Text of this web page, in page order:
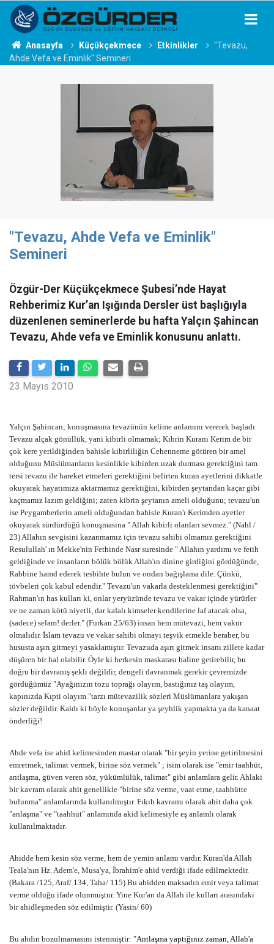
Anasayfa Küçükçekmece Etkinlikler
"Tevazu,
Ahde Vefa ve Eminlik" Semineri
"Tevazu, Ahde Vefa ve Eminlik"
Semineri
Özgür-Der Küçükçekmece Şubesi’nde Hayat
Rehberimiz Kur’an Işığında Dersler üst başlığıyla
düzenlenen seminerlerde bu hafta Yalçın Şahincan
Tevazu, Ahde vefa ve Eminlik konusunu anlattı.
23 Mayıs 2010
Yalçın Şahincan; konuşmasına tevazünün kelime anlamını vererek başladı.
Tevazu alçak gönüllük, yani kibirli olmamak; Kibrin Kuranı Kerim de bir
çok kere yerildiğinden bahisle kibirliliğin Cehenneme götüren bir amel
olduğunu Müslümanların kesinlikle kibirden uzak durması gerektiğini tam
tersi tevazu ile hareket etmeleri gerektiğini belirten kuran ayetlerini dikkatle
okuyarak hayatımıza aktarmamız gerektiğini, kibirden şeytandan kaçar gibi
kaçmamız lazım geldiğini; zaten kibrin şeytanın ameli olduğunu; tevazu'un
ise Peygamberlerin ameli olduğundan bahisle Kuran'ı Kerimden ayetler
okuyarak sürdürdüğü konuşmasına " Allah kibirli olanları sevmez." (Nahl /
23) Allahın sevgisini kazanmamız için tevazu sahibi olmamız gerektiğini
Resulullah' ın Mekke'nin Fethinde Nasr suresinde " Allahın yardımı ve fetih
geldiğinde ve insanların bölük bölük Allah'ın dinine girdiğini gördüğünde,
Rabbine hamd ederek tesbihte bulun ve ondan bağışlama dile. Çünkü,
tövbeleri çok kabul edendir." Tevazu'un vakarla desteklenmesi gerektiğini"
Rahman'ın has kulları ki, onlar yeryüzünde tevazu ve vakar içinde yürürler
ve ne zaman kötü niyetli, dar kafalı kimseler kendilerine laf atacak olsa,
(sadece) selam! derler." (Furkan 25/63) insan hem mütevazi, hem vakur
olmalıdır. İslam tevazu ve vakar sahibi olmayı teşvik etmekle beraber, bu
hususta aşırı gitmeyi yasaklamıştır. Tevazuda aşırı gitmek insanı zillete kadar
düşüren bir hal olabilir. Öyle ki herkesin maskarası haline getirebilir, bu
doğru bir davranış şekli değildir, dengeli davranmak gerekir çevremizde
gördüğümüz "Ayağınızın tozu toprağı olayım, bastığınız taş olayım,
kapınızda Kıpti olayım "tarzı mütevazilik sözleri Müslümanlara yakışan
sözler değildir. Kaldı ki böyle konuşanlar ya şeyhlik yapmakta ya da kanaat
önderliği!
Ahde vefa ise ahid kelimesinden mastar olarak "bir şeyin yerine getirilmesini
emretmek, talimat vermek, birine söz vermek" ; isim olarak ise "emir taahhüt,
antlaşma, güven veren söz, yükümlülük, talimat" gibi anlamlara gelir. Ahlaki
bir kavram olarak ahit genellikle "birine söz verme, vaat etme, taahhütte
bulunma" anlamlarında kullanılmıştır. Fıkıh kavramı olarak ahit daha çok
"anlaşma" ve "taahhüt" anlamında akid kelimesiyle eş anlamlı olarak
kullanılmaktadır.
Ahidde hem kesin söz verme, hem de yemin anlamı vardır. Kuran'da Allah
Teala'nın Hz. Adem'e, Musa'ya, İbrahim'e ahid verdiği ifade edilmektedir.
(Bakara /125, Araf/ 134, Taha/ 115) Bu ahidden maksadın emir veya talimat
verme olduğu ifade olunmuştur. Yine Kur'an da Allah ile kulları arasındaki
bir ahidleşmeden söz edilmiştir. (Yasin/ 60)
Bu ahdin bozulmamasını istenmiştir: "Antlaşma yaptığınız zaman, Allah'a